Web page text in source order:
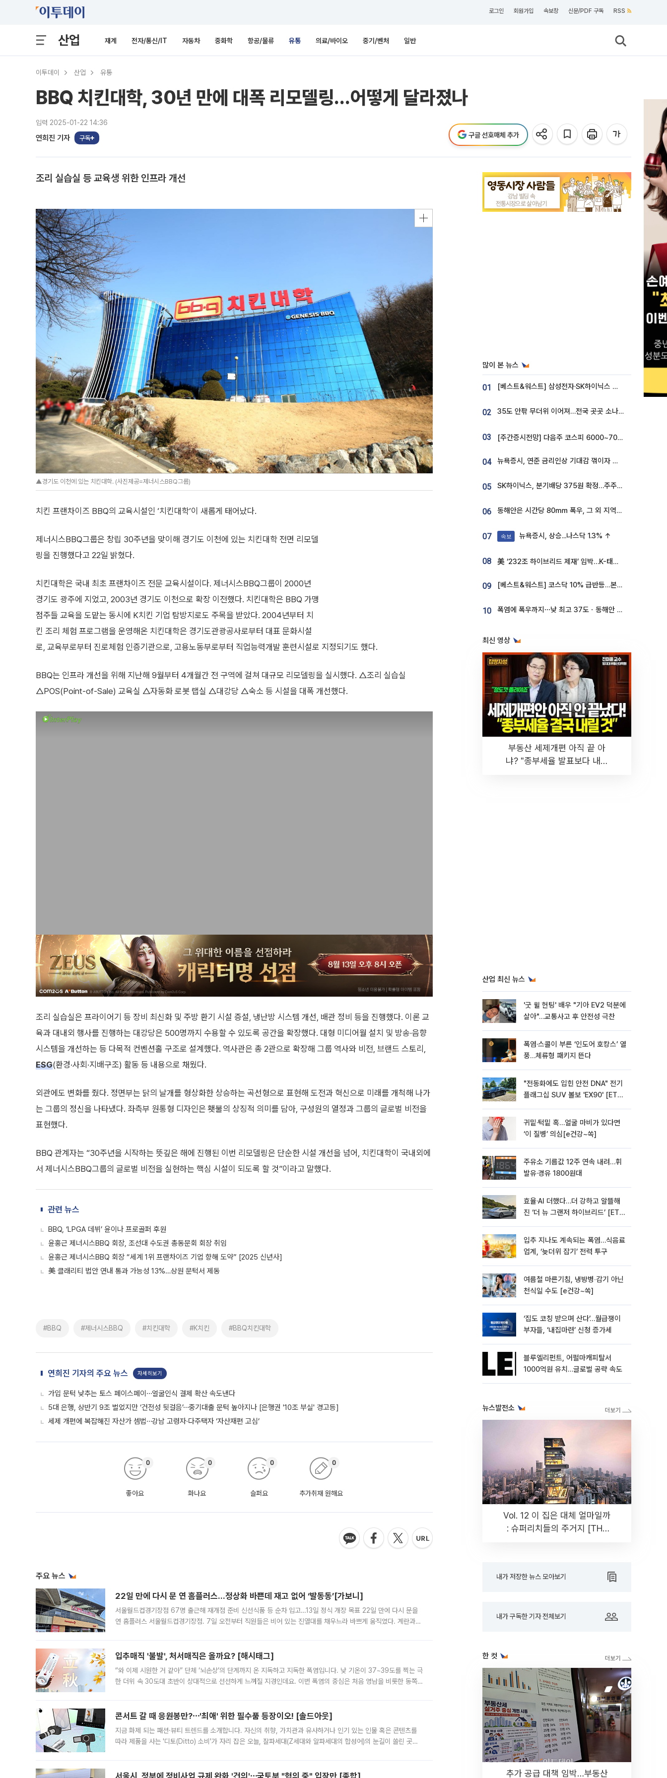
로그인 회원가입 속보창 신문/PDF 구독 RSS
산업 재계 전자/통신/IT 자동차 중화학 항공/물류 유통 의료/바이오 중기/벤처 일반
이투데이 산업 유통
BBQ 치킨대학, 30년 만에 대폭 리모델링…어떻게 달라졌나
입력 2025-01-22 14:36
연희진 기자 구독 구글 선호매체 추가
조리 실습실 등 교육생 위한 인프라 개선
▲경기도 이천에 있는 치킨대학. (사진제공=제너시스BBQ그룹)
치킨 프랜차이즈 BBQ의 교육시설인 ‘치킨대학’이 새롭게 태어났다.
제너시스BBQ그룹은 창립 30주년을 맞이해 경기도 이천에 있는 치킨대학 전면 리모델
링을 진행했다고 22일 밝혔다.
치킨대학은 국내 최초 프랜차이즈 전문 교육시설이다. 제너시스BBQ그룹이 2000년
경기도 광주에 지었고, 2003년 경기도 이천으로 확장 이전했다. 치킨대학은 BBQ 가맹
점주들 교육을 도맡는 동시에 K치킨 기업 탐방지로도 주목을 받았다. 2004년부터 치
킨 조리 체험 프로그램을 운영해온 치킨대학은 경기도관광공사로부터 대표 문화시설
로, 교육부로부터 진로체험 인증기관으로, 고용노동부로부터 직업능력개발 훈련시설로 지정되기도 했다.
BBQ는 인프라 개선을 위해 지난해 9월부터 4개월간 전 구역에 걸쳐 대규모 리모델링을 실시했다. △조리 실습실
△POS(Point-of-Sale) 교육실 △자동화 로봇 랩실 △대강당 △숙소 등 시설을 대폭 개선했다.
조리 실습실은 프라이어기 등 장비 최신화 및 주방 환기 시설 증설, 냉난방 시스템 개선, 배관 정비 등을 진행했다. 이론 교
육과 대내외 행사를 진행하는 대강당은 500명까지 수용할 수 있도록 공간을 확장했다. 대형 미디어월 설치 및 방송·음향
시스템을 개선하는 등 다목적 컨벤션홀 구조로 설계했다. 역사관은 총 2관으로 확장해 그룹 역사와 비전, 브랜드 스토리,
ESG(환경·사회·지배구조) 활동 등 내용으로 채웠다.
외관에도 변화를 줬다. 정면부는 닭의 날개를 형상화한 상승하는 곡선형으로 표현해 도전과 혁신으로 미래를 개척해 나가
는 그룹의 정신을 나타냈다. 좌측부 원통형 디자인은 횃불의 상징적 의미를 담아, 구성원의 열정과 그룹의 글로벌 비전을
표현했다.
BBQ 관계자는 “30주년을 시작하는 뜻깊은 해에 진행된 이번 리모델링은 단순한 시설 개선을 넘어, 치킨대학이 국내외에
서 제너시스BBQ그룹의 글로벌 비전을 실현하는 핵심 시설이 되도록 할 것”이라고 말했다.
관련 뉴스
BBQ, ‘LPGA 데뷔’ 윤이나 프로골퍼 후원
윤홍근 제너시스BBQ 회장, 조선대 수도권 총동문회 회장 취임
윤홍근 제너시스BBQ 회장 “세계 1위 프랜차이즈 기업 향해 도약” [2025 신년사]
美 클래리티 법안 연내 통과 가능성 13%…상원 문턱서 제동
#BBQ #제너시스BBQ #치킨대학 #K치킨 #BBQ치킨대학
연희진 기자의 주요 뉴스 자세히보기
가입 문턱 낮추는 토스 페이스페이⋯얼굴인식 결제 확산 속도낸다
5대 은행, 상반기 9조 벌었지만 ‘건전성 뒷걸음’⋯중기대출 문턱 높아지나 [은행권 '10조 부실' 경고등]
세제 개편에 복잡해진 자산가 셈법⋯강남 고령자·다주택자 ‘자산재편 고심’
좋아요
0
화나요
0
슬퍼요
0
추가취재 원해요
0
주요 뉴스
22일 만에 다시 문 연 홈플러스…정상화 바쁜데 재고 없어 ‘발동동’[가보니]
서울월드컵경기장점 67명 출근해 재개점 준비 신선식품 등 순차 입고…13일 정식 개장 목표 22일 만에 다시 문을
연 홈플러스 서울월드컵경기장점. 7일 오전부터 직원들은 비어 있는 진열대를 채우느라 바쁘게 움직였다. 계란과
입추매직 '불발', 처서매직은 올까요? [해시태그]
“와 이제 시원한 거 같아” 단체 ‘뇌손상’의 단계까지 온 지독하고 지독한 폭염입니다. 낮 기온이 37~39도를 찍는 극
한 더위 속 30도대 초반이 상대적으로 선선하게 느껴질 지경인데요. 이번 폭염의 중심은 처음 영남을 비롯한 동쪽
콘서트 갈 때 응원봉만?⋯'최애' 위한 필수품 등장이오! [솔드아웃]
지금 화제 되는 패션·뷰티 트렌드를 소개합니다. 자신의 취향, 가치관과 유사하거나 인기 있는 인물 혹은 콘텐츠를
따라 제품을 사는 '디토(Ditto) 소비'가 자리 잡은 오늘, 잘파세대(Z세대와 알파세대의 합성어)의 눈길이 쏠린 곳은
서울시, 정부에 정비사업 규제 완화 '건의'⋯국토부 "협의 중" 입장만 [종합]
많이 본 뉴스
01 [베스트&워스트] 삼성전자·SK하이닉스 밀린 한 주…상상인증권은 85% 급등
02 35도 안팎 무더위 이어져…전국 곳곳 소나기 [오늘 날씨]
03 [주간증시전망] 다음주 코스피 6000~7000⋯“外人 수급은 정책이 변수”
04 뉴욕증시, 연준 금리인상 기대감 꺾이자 상승...S&P500 사상 최고치 [종합]
05 SK하이닉스, 분기배당 375원 확정…주주환원책 9월로 앞당겨 발표
06 동해안은 시간당 80㎜ 폭우, 그 외 지역은 폭염…‘극과 극 날씨’
07 속보 뉴욕증시, 상승...나스닥 1.3% ↑
08 美 ‘232조 하이브리드 제재’ 임박…K-태양광, 불확실성 털고 날개 다나
09 [베스트&워스트] 코스닥 10% 급반등…본느, 최대주주 변경 기대에 270% 폭등
10 폭염에 폭우까지⋯낮 최고 37도ㆍ동해안 강한 비 [날씨]
최신 영상
부동산 세제개편 아직 끝 아
냐? "종부세율 발표보다 내릴
산업 최신 뉴스
'굿 윌 헌팅' 배우 "기아 EV2 덕분에
살아"…교통사고 후 안전성 극찬
폭염·스콜이 부른 ‘인도어 호캉스’ 열
풍…체류형 패키지 뜬다
"전동화에도 입힌 안전 DNA" 전기
플래그십 SUV 볼보 'EX90' [ET의
귀밑·턱밑 혹…얼굴 마비가 있다면
‘이 질병’ 의심[e건강~쏙]
주유소 기름값 12주 연속 내려…휘
발유·경유 1800원대
효율·AI 더했다…더 강하고 알뜰해
진 ‘더 뉴 그랜저 하이브리드’ [ET의
입추 지나도 계속되는 폭염…식음료
업계, ‘늦더위 잡기’ 전력 투구
여름철 마른기침, 냉방병‧감기 아닌
천식일 수도 [e건강~쏙]
‘집도 코칭 받으며 산다’…월급쟁이
부자들, ‘내집마련’ 신청 증가세
블루엘리펀트, 어펄마캐피탈서
1000억원 유치…글로벌 공략 속도
뉴스발전소
Vol. 12 이 집은 대체 얼마일까
: 슈퍼리치들의 주거지 [THE
내가 저장한 뉴스 모아보기
내가 구독한 기자 전체보기
한 컷
추가 공급 대책 임박…부동산